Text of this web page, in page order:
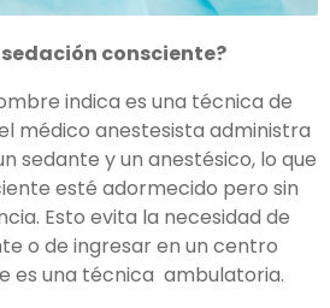
sedación consciente?
indica es una técnica de
médico anestesista administra
sedante y un anestésico, lo que
esté adormecido pero sin
Esto evita la necesidad de
o de ingresar en un centro
es una técnica ambulatoria.